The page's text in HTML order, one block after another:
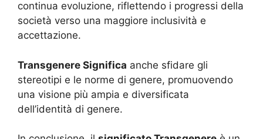
continua evoluzione, riflettendo i progressi della
società verso una maggiore inclusività e
accettazione.
Transgenere Significa anche sfidare gli
stereotipi e le norme di genere, promuovendo
una visione più ampia e diversificata
dell’identità di genere.